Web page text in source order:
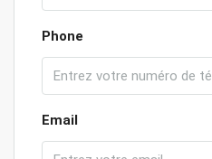
Phone
Email